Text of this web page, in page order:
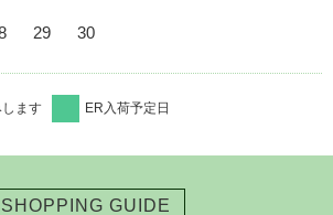
29 30
ます ER入荷予定日
SHOPPING GUIDE